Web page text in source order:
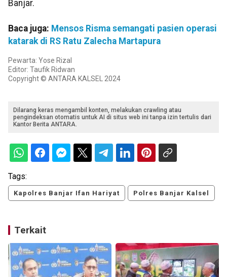
Banjar.
Baca juga: Mensos Risma semangati pasien operasi
katarak di RS Ratu Zalecha Martapura
Pewarta: Yose Rizal
Editor: Taufik Ridwan
Copyright © ANTARA KALSEL 2024
Dilarang keras mengambil konten, melakukan crawling atau
pengindeksan otomatis untuk AI di situs web ini tanpa izin tertulis dari
Kantor Berita ANTARA.
Tags:
Kapolres Banjar Ifan Hariyat Polres Banjar Kalsel
Terkait